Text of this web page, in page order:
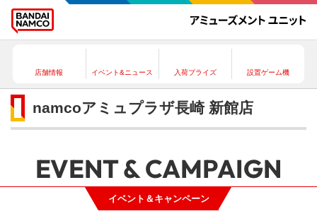
店舗情報 イベント&ニュース 入荷プライズ 設置ゲーム機
namcoアミュプラザ長崎 新館店
イベント＆キャンペーン
EVENT & CAMPAIGN